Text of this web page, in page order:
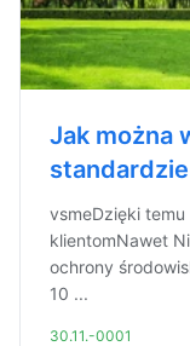
Jak można
vsmeDzięki
klientomNawet
ochrony
10 ...
30.11.-0001